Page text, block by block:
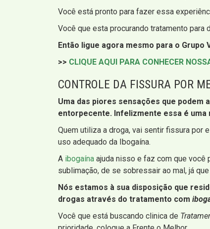
Você está pronto para fazer essa
Você que esta procurando tratamento para
Então ligue agora mesmo para o
>> CLIQUE AQUI PARA CONHECER
CONTROLE DA FISSURA POR
Uma das piores sensações que podem
entorpecente. Infelizmente essa é uma
Quem utiliza a droga, vai sentir fissura por
uso adequado da Ibogaína.
A ibogaína ajuda nisso e faz com que você
sublimação, de se sobressair ao mal, já
Nós estamos à sua disposição que
drogas através do tratamento com
Você que está buscando clinica de